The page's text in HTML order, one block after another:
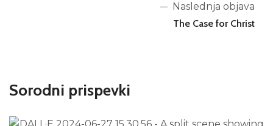
Naslednja objava
The Case for Christ
Sorodni prispevki